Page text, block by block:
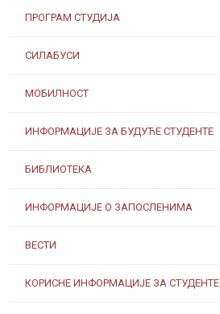
ПРОГРАМ СТУДИЈА
СИЛАБУСИ
МОБИЛНОСТ
ИНФОРМАЦИЈЕ ЗА БУДУЋЕ СТУДЕНТЕ
БИБЛИОТЕКА
ИНФОРМАЦИЈЕ О ЗАПОСЛЕНИМА
ВЕСТИ
КОРИСНЕ ИНФОРМАЦИЈЕ ЗА СТУДЕНТЕ